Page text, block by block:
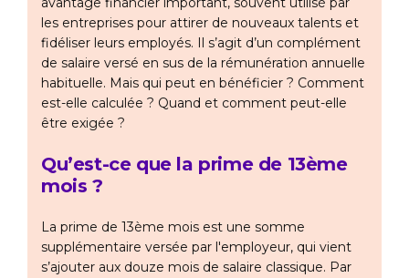
les entreprises pour attirer de nouveaux talents et
fidéliser leurs employés. Il s’agit d’un complément
de salaire versé en sus de la rémunération annuelle
habituelle. Mais qui peut en bénéficier ? Comment
est-elle calculée ? Quand et comment peut-elle
être exigée ?
Qu’est-ce que la prime de 13ème
mois ?
La prime de 13ème mois est une somme
supplémentaire versée par l'employeur, qui vient
s’ajouter aux douze mois de salaire classique. Par